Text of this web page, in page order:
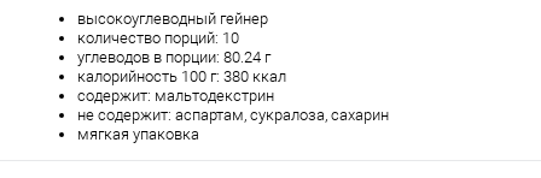
высокоуглеводный гейнер
количество порций: 10
углеводов в порции: 80.24 г
калорийность 100 г: 380 ккал
содержит: мальтодекстрин
не содержит: аспартам, сукралоза, сахарин
мягкая упаковка